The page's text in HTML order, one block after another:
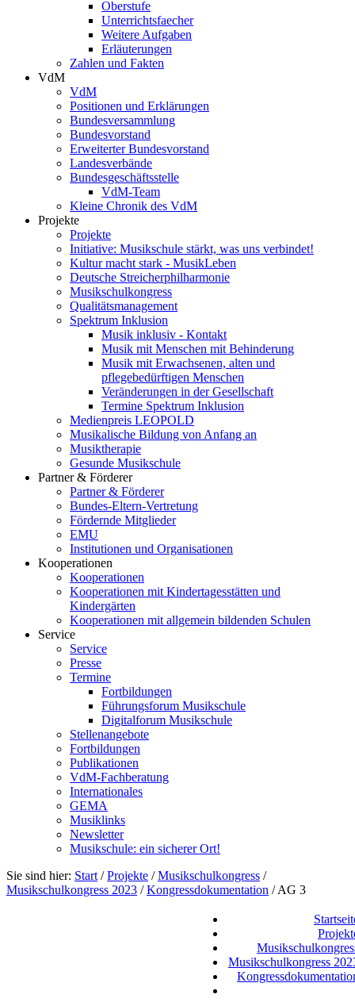
Oberstufe
Unterrichtsfaecher
Weitere Aufgaben
Erläuterungen
Zahlen und Fakten
VdM
VdM
Positionen und Erklärungen
Bundesversammlung
Bundesvorstand
Erweiterter Bundesvorstand
Landesverbände
Bundesgeschäftsstelle
VdM-Team
Kleine Chronik des VdM
Projekte
Projekte
Initiative: Musikschule stärkt, was uns verbindet!
Kultur macht stark - MusikLeben
Deutsche Streicherphilharmonie
Musikschulkongress
Qualitätsmanagement
Spektrum Inklusion
Musik inklusiv - Kontakt
Musik mit Menschen mit Behinderung
Musik mit Erwachsenen, alten und
pflegebedürftigen Menschen
Veränderungen in der Gesellschaft
Termine Spektrum Inklusion
Medienpreis LEOPOLD
Musikalische Bildung von Anfang an
Musiktherapie
Gesunde Musikschule
Partner & Förderer
Partner & Förderer
Bundes-Eltern-Vertretung
Fördernde Mitglieder
EMU
Institutionen und Organisationen
Kooperationen
Kooperationen
Kooperationen mit Kindertagesstätten und
Kindergärten
Kooperationen mit allgemein bildenden Schulen
Service
Service
Presse
Termine
Fortbildungen
Führungsforum Musikschule
Digitalforum Musikschule
Stellenangebote
Fortbildungen
Publikationen
VdM-Fachberatung
Internationales
GEMA
Musiklinks
Newsletter
Musikschule: ein sicherer Ort!
Sie sind hier: Start /Projekte /Musikschulkongress /
Musikschulkongress 2023 /Kongressdokumentation /AG 3
Musikschulkongress